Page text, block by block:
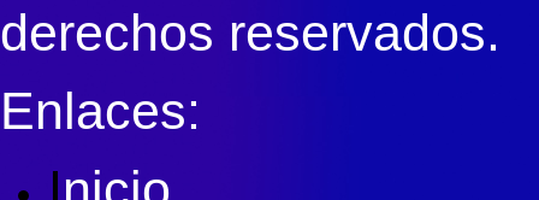
derechos reservados.
Enlaces: